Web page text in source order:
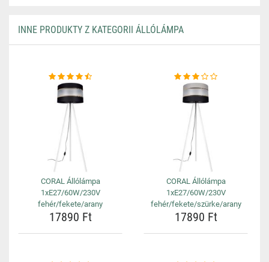
INNE PRODUKTY Z KATEGORII ÁLLÓLÁMPA
CORAL Állólámpa
1xE27/60W/230V
fehér/fekete/arany
17890 Ft
CORAL Állólámpa
1xE27/60W/230V
fehér/fekete/szürke/arany
17890 Ft